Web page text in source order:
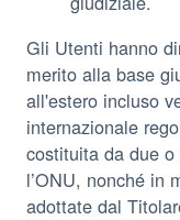
Gli Utenti hanno
merito alla base
all'estero incluso
internazionale
costituita da due
l’ONU, nonché in
adottate dal